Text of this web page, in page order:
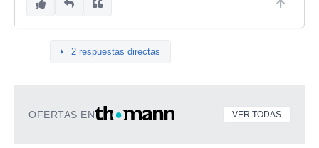
2 respuestas directas
OFERTAS EN VER TODAS